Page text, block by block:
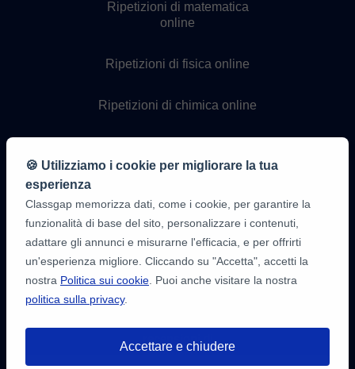
Ripetizioni di matematica
online
Ripetizioni di fisica online
Ripetizioni di chimica online
online
recensioni di
alunni
🍪 Utilizziamo i cookie per migliorare la tua
esperienza
Classgap memorizza dati, come i cookie, per garantire la
funzionalità di base del sito, personalizzare i contenuti,
adattare gli annunci e misurarne l'efficacia, e per offrirti
un'esperienza migliore. Cliccando su "Accetta", accetti la
nostra Politica sui cookie . Puoi anche visitare la nostra
politica sulla privacy.
Accettare e chiudere